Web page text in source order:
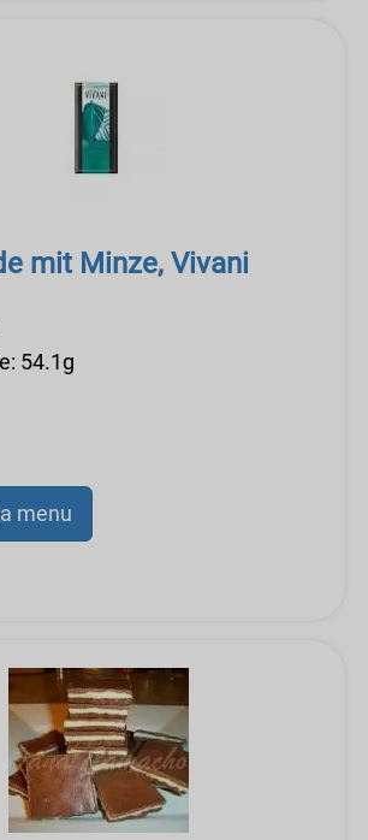
mit Minze, Vivani
54.1g
menu